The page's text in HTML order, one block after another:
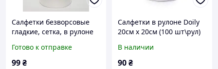
Салфетки безворсовые
гладкие, сетка, в рулоне
Готово к отправке
99₴
Салфетки в рулоне Doily
20см х 20см (100 шт\рул)
гладка
В наличии
90₴